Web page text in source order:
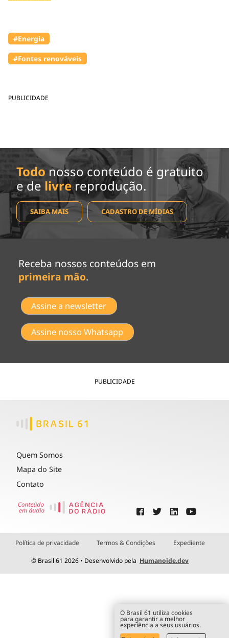
PUBLICIDADE
#Energia
#Fontes renováveis
Todo nosso conteúdo é gratuito
e de livrereprodução.
SAIBA MAIS CADASTRO DE MÍDIAS
Receba nossos conteúdos em
primeira mão.
Assine a newsletter
Assine nosso Whatsapp
PUBLICIDADE
Quem Somos
Mapa do Site
Contato
Política de privacidade Termos & Condições Expediente
© Brasil 61 2026 • Desenvolvido pela Humanoide.dev
O Brasil 61 utiliza cookies
para garantir a melhor
experiência a seus usuários.